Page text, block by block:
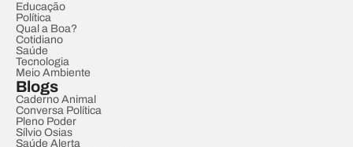
Educação
Política
Qual a Boa?
Cotidiano
Saúde
Tecnologia
Meio Ambiente
Blogs
Caderno Animal
Conversa Política
Pleno Poder
Sílvio Osias
Saúde Alerta